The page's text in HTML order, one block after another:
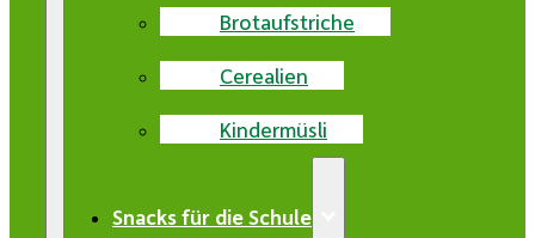
Brotaufstriche
Cerealien
Kindermüsli
Snacks für die Schule